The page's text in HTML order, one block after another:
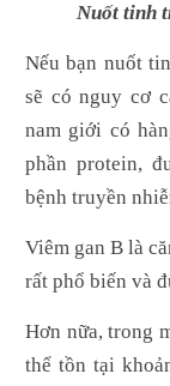
Nuốt tinh
Nếu bạn nuốt
sẽ có nguy cơ
nam giới có
phần protein,
bệnh truyền
Viêm gan B là
rất phổ biến và
Hơn nữa, trong
thể tồn tại